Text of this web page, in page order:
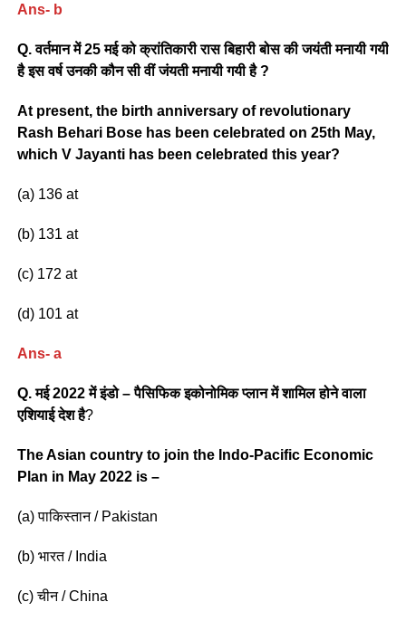
Ans- b
Q. वर्तमान में 25 मई को क्रांतिकारी रास बिहारी बोस की जयंती मनायी गयी
है इस वर्ष उनकी कौन सी वीं जंयती मनायी गयी है ?
At present, the birth anniversary of revolutionary
Rash Behari Bose has been celebrated on 25th May,
which V Jayanti has been celebrated this year?
(a) 136 at
(b) 131 at
(c) 172 at
(d) 101 at
Ans- a
Q. मई 2022 में इंडो – पैसिफिक इकोनोमिक प्लान में शामिल होने वाला
एशियाई देश है?
The Asian country to join the Indo-Pacific Economic
Plan in May 2022 is –
(a) पाकिस्तान / Pakistan
(b) भारत / India
(c) चीन / China